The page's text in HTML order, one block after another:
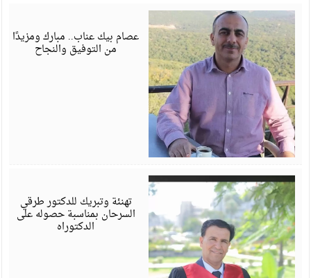
عصام بيك عناب.. مبارك ومزيدًا
من التوفيق والنجاح
تهنئة وتبريك للدكتور طرقي
السرحان بمناسبة حصوله على
الدكتوراه